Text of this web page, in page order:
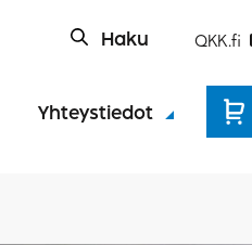
Haku QKK.fi
Yhteystiedot